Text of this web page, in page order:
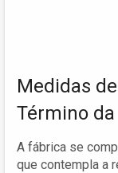
Medidas
Término
A fábrica se
que contempla a